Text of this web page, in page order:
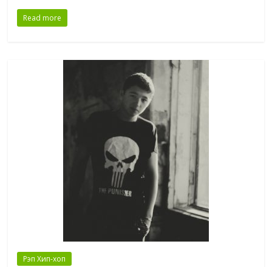
Read more
Рэп Хип-хоп